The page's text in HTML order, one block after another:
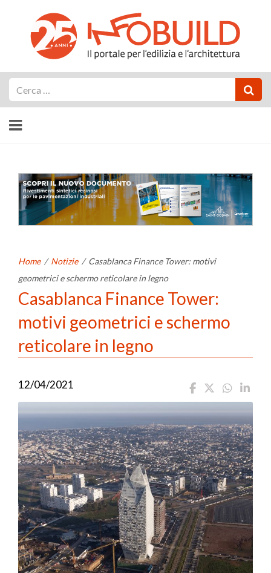
Home / Notizie / Casablanca Finance Tower: motivi
geometrici e schermo reticolare in legno
Casablanca Finance Tower:
motivi geometrici e schermo
reticolare in legno
12/04/2021